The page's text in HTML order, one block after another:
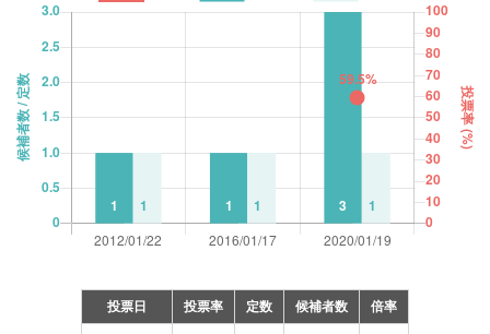
投票日 投票率 定数 候補者数 倍率